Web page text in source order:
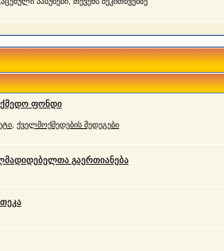
ფონდი
, ქველმოქმედების შედეგები
გაერთიანება